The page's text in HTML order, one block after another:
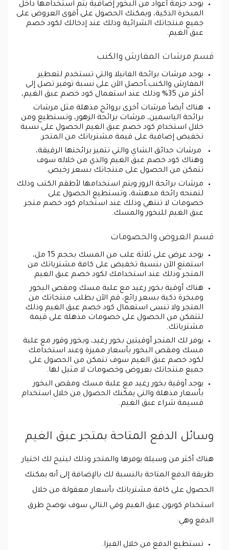
يوجد جزمة أعواد من البخور إضافية يتم استخدامها داخل
المبخرة الذكية، ويمكنك الحصول على أقوى العروض على
جميع منتجاتك الشرائية وذلك عند إدخالك لكود خصم
عبق الغيم.
قسم مرشات المفارش والكنب
يوجد مرشات برائحة الفانيلا والتي تستخدم لتعطير
المفارش والكنب،أحصل الآن على نسبة توفير تصل إلى
أكثر من 35% وذلك عند استعمال كود خصم عبق الغيم،
هناك أيضاً مرشات أخرى بروائح مذهلة مثل مرشات
برائحة الياسمين، مرشات برائحة الزهور، وتستطيع ومن
خلال استخدام كود خصم عبق الغيم الحصول على نسبة
تخفيض إضافية على قيمة مشترياتك من المتجر.
مرشات حدائق الشاي والتي تتميز برائحتها الرقيقة،
وهناك كود خصم عبق الغيم والذي من خلاله سوف
تتمكن من الحصول على منتجاتك بسعر رخيص.
مرشات برائحة الروز ويتم استخدامها لأطقم الكتب وذلك
لتمنحه رائحة مدهشة، وتستطيع الحصول على
خصومات لا تنتهي وذلك عند استخدام كود خصم متجر
عبق الغيم للبخور والمسك.
قسم العروض والخصومات
يوجد عرض على ثلاثة علب من المسك بحجم 15 مل،
استمتع الآن بنسبة تخفيض على كافة مشترياتك من
المتجر وذلك عند استخدامك لكود خصم عبق الغيم.
هناك أوقية بخور رغيد مع علبة مسك ومقص البخور
ومبخرة ذكية بسعر رائع، قم الآن بطلب منتجاتك من
المتجر ولا تنسى استعمال كود خصم عبق الغيم وذلك
لتتمكن من الحصول على خصومات مذهلة على قيمة
مشترياتك.
يوفر لك المتجر أوقيتين بخور رغيد، وبخور وقور مع علبة
مسك ومقص البخور بأسعار مميزة وعند استخدامك
لكود خصم عبق الغيم سوف تتمكن من الحصول على
جميع منتجاتك بعروض وخصومات لا مثيل لها.
يوجد أوقية بخور رغيد مع علبة مسك ومقص البخور
بأسعار مذهلة والتي يمكنك الحصول من خلال استخدام
قسيمة شراء عبق الغيم.
وسائل الدفع المتاحة بمتجر عبق الغيم
هناك أكثر من وسيلة يوفرها والمتجر وذلك ليتيح لك اختيار
طريقة الدفع المتاحة بالنسبة لك بالإضافة إلى أنه يمكنك
الحصول على كافة مشترياتك بأسعار معقولة من خلال
استخدام كوبون عبق الغيم وفي التالي سوف نوضح طرق
الدفع وهي:
تستطيع الدفع من خلال الفيزا.